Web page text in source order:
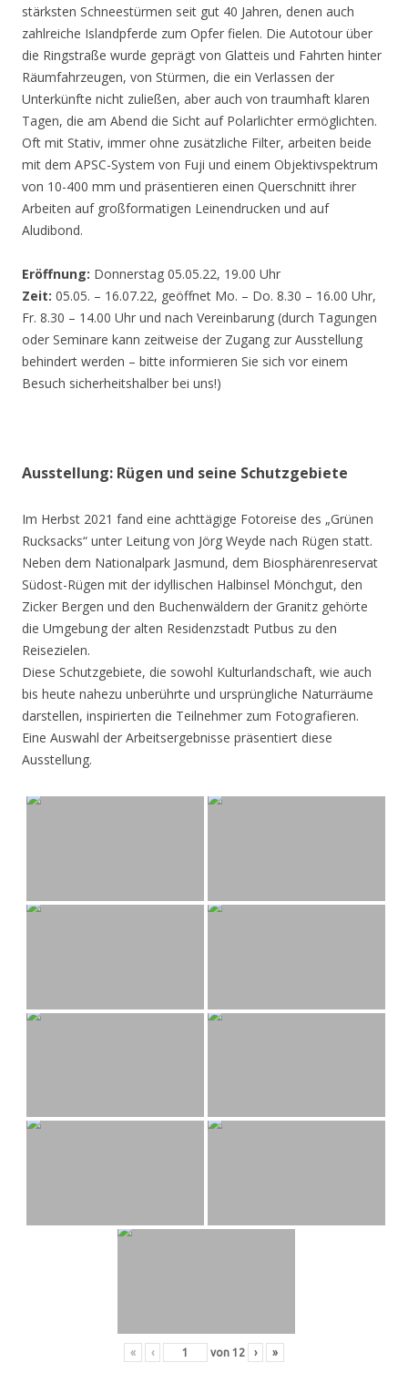
stärksten Schneestürmen seit gut 40 Jahren, denen auch
zahlreiche Islandpferde zum Opfer fielen. Die Autotour über
die Ringstraße wurde geprägt von Glatteis und Fahrten hinter
Räumfahrzeugen, von Stürmen, die ein Verlassen der
Unterkünfte nicht zuließen, aber auch von traumhaft klaren
Tagen, die am Abend die Sicht auf Polarlichter ermöglichten.
Oft mit Stativ, immer ohne zusätzliche Filter, arbeiten beide
mit dem APSC-System von Fuji und einem Objektivspektrum
von 10-400 mm und präsentieren einen Querschnitt ihrer
Arbeiten auf großformatigen Leinendrucken und auf
Aludibond.
Eröffnung: Donnerstag 05.05.22, 19.00 Uhr
Zeit: 05.05. – 16.07.22, geöffnet Mo. – Do. 8.30 – 16.00 Uhr,
Fr. 8.30 – 14.00 Uhr und nach Vereinbarung (durch Tagungen
oder Seminare kann zeitweise der Zugang zur Ausstellung
behindert werden – bitte informieren Sie sich vor einem
Besuch sicherheitshalber bei uns!)
Ausstellung: Rügen und seine Schutzgebiete
Im Herbst 2021 fand eine achttägige Fotoreise des „Grünen
Rucksacks“ unter Leitung von Jörg Weyde nach Rügen statt.
Neben dem Nationalpark Jasmund, dem Biosphärenreservat
Südost-Rügen mit der idyllischen Halbinsel Mönchgut, den
Zicker Bergen und den Buchenwäldern der Granitz gehörte
die Umgebung der alten Residenzstadt Putbus zu den
Reisezielen.
Diese Schutzgebiete, die sowohl Kulturlandschaft, wie auch
bis heute nahezu unberührte und ursprüngliche Naturräume
darstellen, inspirierten die Teilnehmer zum Fotografieren.
Eine Auswahl der Arbeitsergebnisse präsentiert diese
Ausstellung.
« ‹ von 12 › »